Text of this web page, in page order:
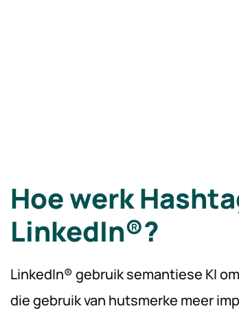
Hoe werk
LinkedIn®?
LinkedIn® gebruik semantiese KI
die gebruik van hutsmerke meer